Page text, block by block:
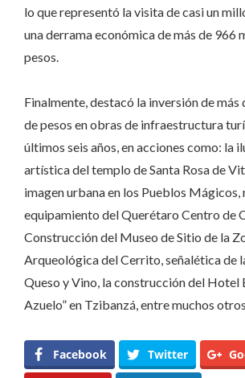
lo que representó la visita de casi un
una derrama económica de más de 966
pesos.
Finalmente, destacó la inversión de más
de pesos en obras de infraestructura
últimos seis años, en acciones como: la
artística del templo de Santa Rosa de
imagen urbana en los Pueblos
equipamiento del Querétaro Centro de
Construcción del Museo de Sitio de la
Arqueológica del Cerrito, señalética de
Queso y Vino, la construcción del Hotel
Azuelo” en Tzibanzá, entre muchos
Facebook Twitter